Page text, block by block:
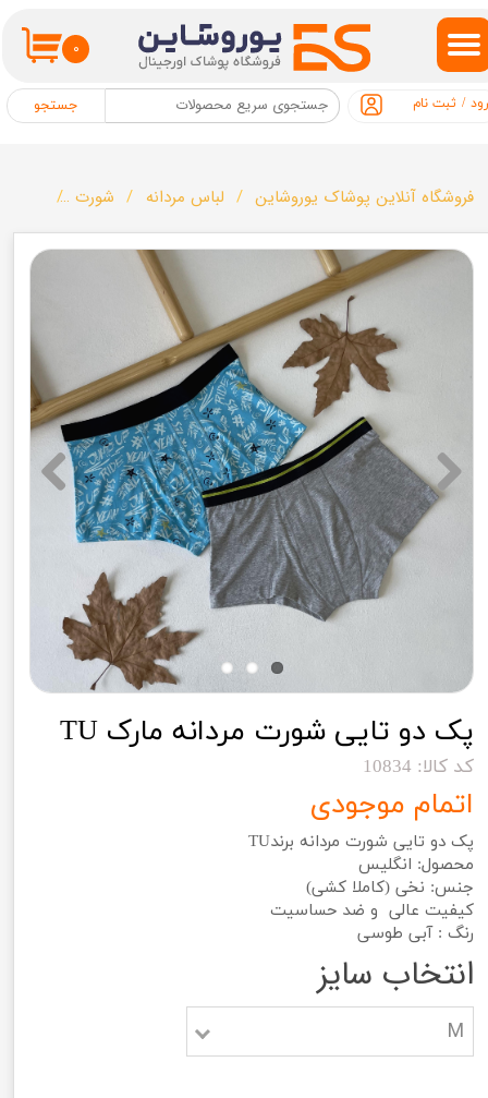
۰
جستجو / ثبت نام
حساب کاربری من
تغییر گذر واژه
خروج از حساب کاربری
فروشگاه آنلاین پوشاک یوروشاین لباس مردانه شورت
پک دو تایی شورت مردانه مارک TU
کد کالا: 10834
اتمام موجودی
پک دو تایی شورت مردانه برندTU
محصول: انگلیس
جنس: نخی (کاملا کشی)
کیفیت عالی و ضد حساسیت
رنگ : آبی طوسی
انتخاب سایز
M